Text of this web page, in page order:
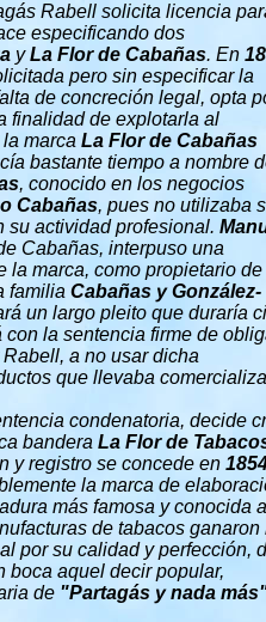
Rabell solicita licencia
especificando dos
yLa Flor de Cabañas. En
pero sin especificar la
de concreción legal, opta
finalidad de explotarla al
marca La Flor de Cabañas
bastante tiempo a nombre
, conocido en los negocios
Cabañas, pues no utilizaba
su actividad profesional.
Cabañas, interpuso una
la marca, como propietario
familia Cabañas y González-
un largo pleito que duraría
la sentencia firme de
a no usar dicha
que llevaba
condenatoria, decide
bandera La Flor de
y registro se concede en
la marca de
más famosa y conocida a
de tabacos ganaron
por su calidad y perfección,
boca aquel decir popular,
de "Partagás y nada